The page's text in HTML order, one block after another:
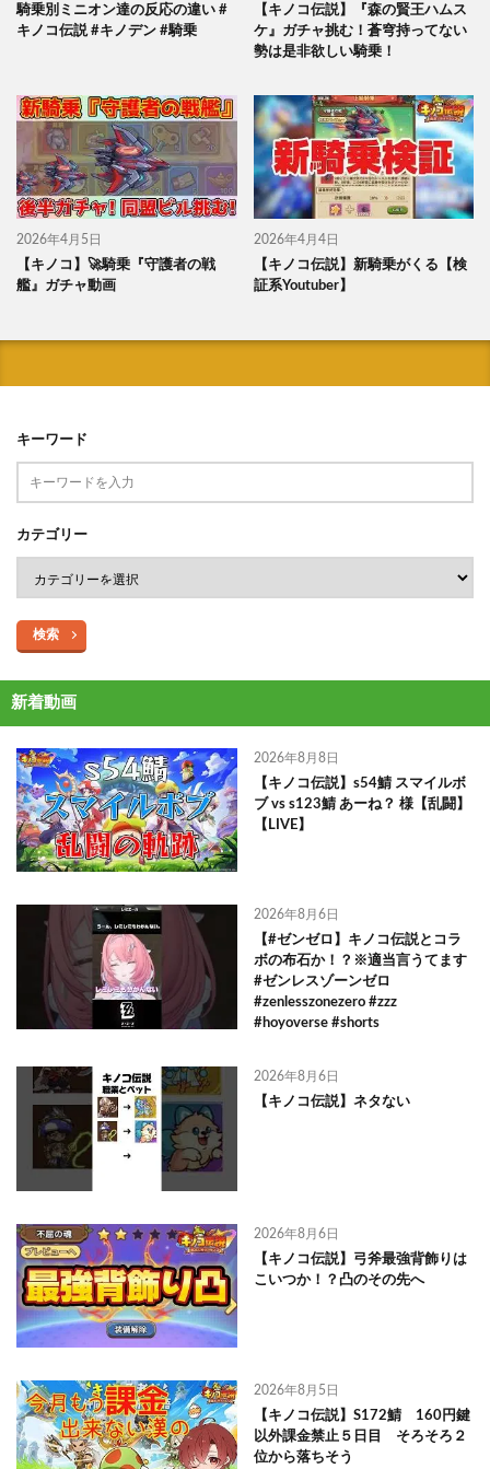
騎乗別ミニオン達の反応の違い #
キノコ伝説 #キノデン #騎乗
【キノコ伝説】『森の賢王ハムス
ケ』ガチャ挑む！蒼穹持ってない
勢は是非欲しい騎乗！
2026年4月5日
【キノコ】🚀騎乗『守護者の戦
艦』ガチャ動画
2026年4月4日
【キノコ伝説】新騎乗がくる【検
証系Youtuber】
キーワード
カテゴリー
検索
新着動画
2026年8月8日
【キノコ伝説】s54鯖 スマイルボ
ブ vs s123鯖 あーね？ 様【乱闘】
【LIVE】
2026年8月6日
【#ゼンゼロ】キノコ伝説とコラ
ボの布石か！？※適当言うてます
#ゼンレスゾーンゼロ
#zenlesszonezero #zzz
#hoyoverse #shorts
2026年8月6日
【キノコ伝説】ネタない
2026年8月6日
【キノコ伝説】弓斧最強背飾りは
こいつか！？凸のその先へ
2026年8月5日
【キノコ伝説】S172鯖 160円鍵
以外課金禁止５日目 そろそろ２
位から落ちそう